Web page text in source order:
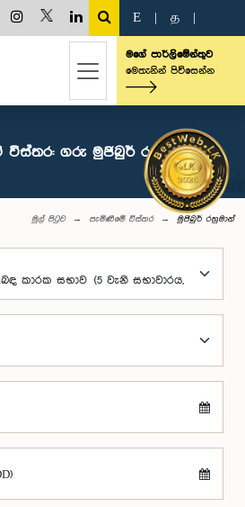
E த
මගේ පාර්ලිමේන්තුව
මෙතැනින් පිවිසෙන්න
විස්තර: ගරු මුජිබුර් රහුමාන්
මුල් පිටුව පැමිණීමේ විස්තර මුජිබුර් රහුමාන්